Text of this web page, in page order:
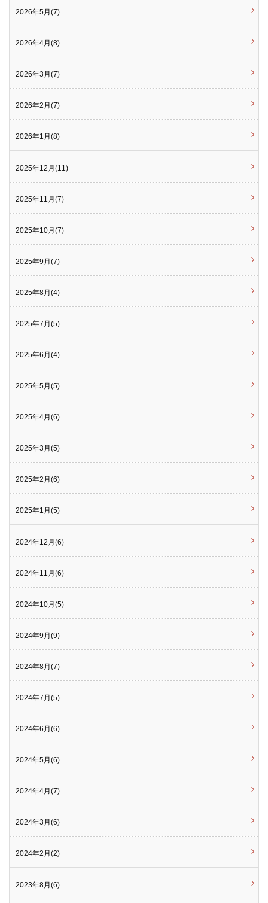
2026年5月(7)
2026年4月(8)
2026年3月(7)
2026年2月(7)
2026年1月(8)
2025年12月(11)
2025年11月(7)
2025年10月(7)
2025年9月(7)
2025年8月(4)
2025年7月(5)
2025年6月(4)
2025年5月(5)
2025年4月(6)
2025年3月(5)
2025年2月(6)
2025年1月(5)
2024年12月(6)
2024年11月(6)
2024年10月(5)
2024年9月(9)
2024年8月(7)
2024年7月(5)
2024年6月(6)
2024年5月(6)
2024年4月(7)
2024年3月(6)
2024年2月(2)
2023年8月(6)